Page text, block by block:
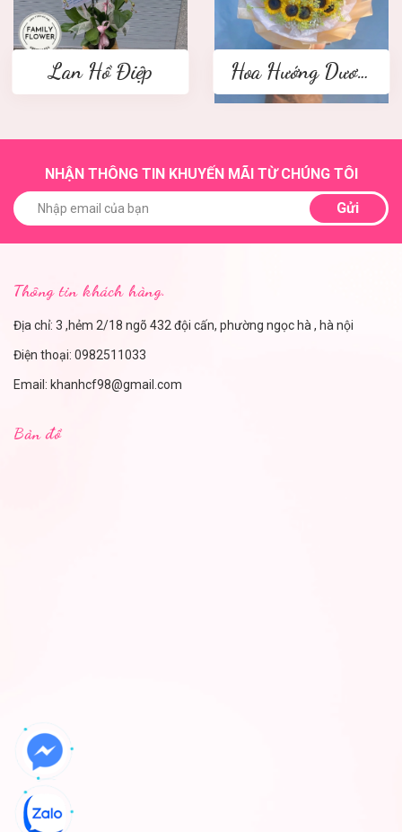
Lan Hồ Điệp Hoa Hướng Dương
NHẬN THÔNG TIN KHUYẾN MÃI TỪ CHÚNG TÔI
Gửi
Thông tin khách hàng.
Địa chỉ: 3 ,hẻm 2/18 ngõ 432 đội cấn, phường ngọc hà , hà nội
Điện thoại: 0982511033
Email: khanhcf98@gmail.com
Bản đồ